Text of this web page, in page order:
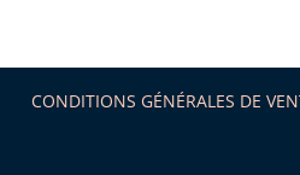
CONDITIONS GÉNÉRALES DE